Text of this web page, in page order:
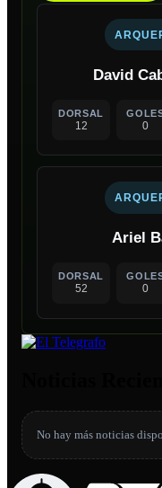
David
DORSAL
12 0
Ariel
DORSAL
52 0
No hay más noticias